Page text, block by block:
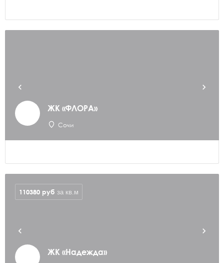
ЖК «ФЛОРА»
Сочи
ЖК «Надежда»
110380 руб за кв.м